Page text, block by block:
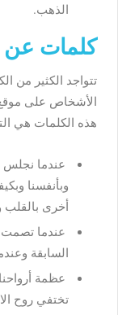
الذهب.
كلمات عن
تتواجد الكثير من
الأشخاص على موقع
هذه الكلمات هي
عندما نجلس
وبأنفسنا
أخرى بالقلب
عندما تصمت
السابقة
عظمة
تختفي روح